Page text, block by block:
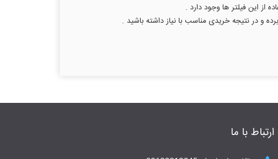
از این فیلتر ها وجود دارد .
و در نتیجه خریدی مناسب با نیاز داشته باشید .
ارتباط با ما